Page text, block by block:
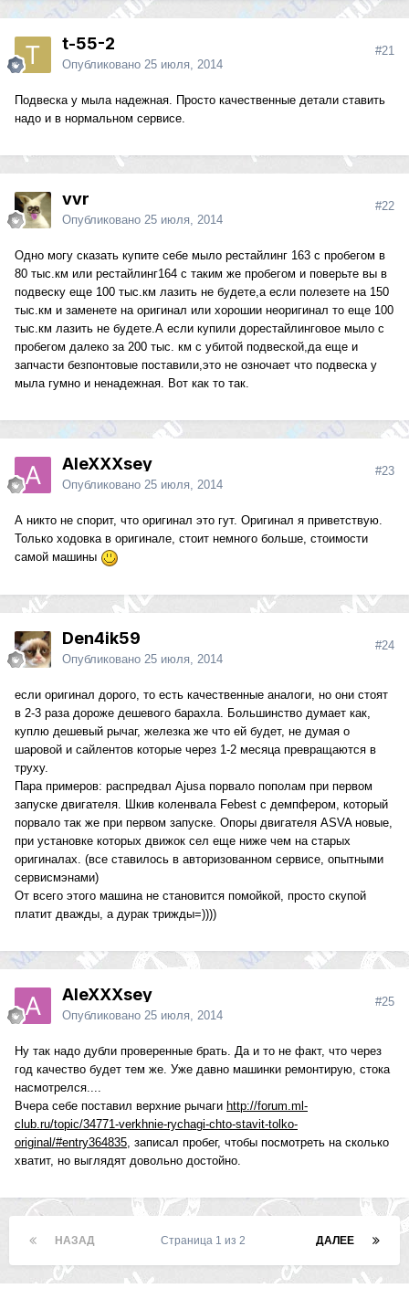
t-55-2
Опубликовано 25 июля, 2014
#21
Подвеска у мыла надежная. Просто качественные детали ставить
надо и в нормальном сервисе.
vvr
Опубликовано 25 июля, 2014
#22
Одно могу сказать купите себе мыло рестайлинг 163 с пробегом в
80 тыс.км или рестайлинг164 с таким же пробегом и поверьте вы в
подвеску еще 100 тыс.км лазить не будете,а если полезете на 150
тыс.км и заменете на оригинал или хорошии неоригинал то еще 100
тыс.км лазить не будете.А если купили дорестайлинговое мыло с
пробегом далеко за 200 тыс. км с убитой подвеской,да еще и
запчасти безпонтовые поставили,это не озночает что подвеска у
мыла гумно и ненадежная. Вот как то так.
AleXXXsey
Опубликовано 25 июля, 2014
#23
А никто не спорит, что оригинал это гут. Оригинал я приветствую.
Только ходовка в оригинале, стоит немного больше, стоимости
самой машины
Den4ik59
Опубликовано 25 июля, 2014
#24
если оригинал дорого, то есть качественные аналоги, но они стоят
в 2-3 раза дороже дешевого барахла. Большинство думает как,
куплю дешевый рычаг, железка же что ей будет, не думая о
шаровой и сайлентов которые через 1-2 месяца превращаются в
труху.
Пара примеров: распредвал Ajusa порвало пополам при первом
запуске двигателя. Шкив коленвала Febest с демпфером, который
порвало так же при первом запуске. Опоры двигателя ASVA новые,
при установке которых движок сел еще ниже чем на старых
оригиналах. (все ставилось в авторизованном сервисе, опытными
сервисмэнами)
От всего этого машина не становится помойкой, просто скупой
платит дважды, а дурак трижды=))))
AleXXXsey
Опубликовано 25 июля, 2014
#25
Ну так надо дубли проверенные брать. Да и то не факт, что через
год качество будет тем же. Уже давно машинки ремонтирую, стока
насмотрелся....
Вчера себе поставил верхние рычаги http://forum.ml-
club.ru/topic/34771-verkhnie-rychagi-chto-stavit-tolko-
original/#entry364835, записал пробег, чтобы посмотреть на сколько
хватит, но выглядят довольно достойно.
НАЗАД ДАЛЕЕ
Страница 1 из 2